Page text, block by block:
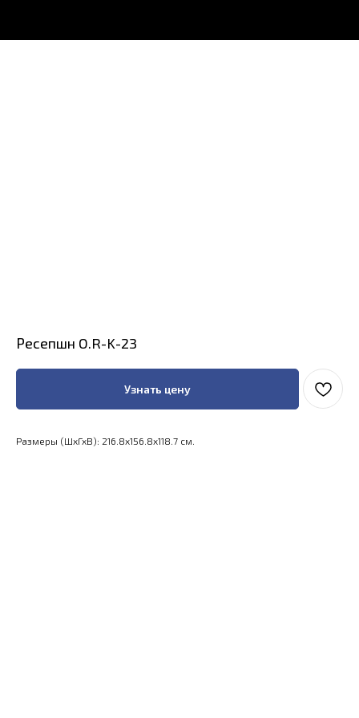
Ресепшн O.R-K-23
Узнать цену
Размеры (ШхГхВ): 216.8x156.8x118.7 см.